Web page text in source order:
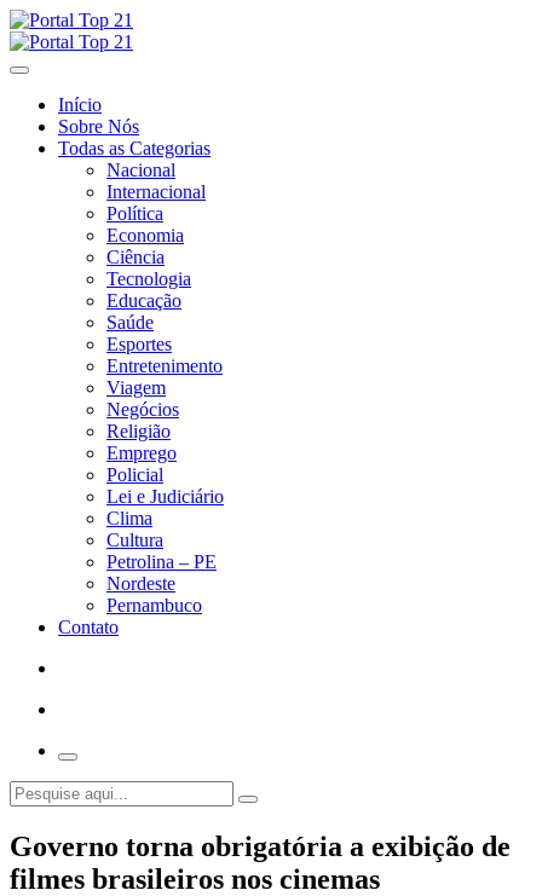
Skip
to
content
Início
Sobre Nós
Todas as Categorias
Nacional
Internacional
Política
Economia
Ciência
Tecnologia
Educação
Saúde
Esportes
Entretenimento
Viagem
Negócios
Religião
Emprego
Policial
Lei e Judiciário
Clima
Cultura
Petrolina – PE
Nordeste
Pernambuco
Contato
Governo torna obrigatória a exibição de
filmes brasileiros nos cinemas